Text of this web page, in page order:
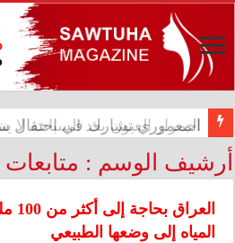
المعموري تشارك في احتفال سفارة
أرشيف الوسم : متابعات
المياه إلى وضعها الطبيعي